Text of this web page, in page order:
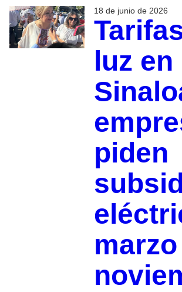
18 de junio de 2026
luz en
piden